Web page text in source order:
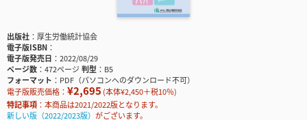
出版社
厚生労働統計協会
電子版ISBN
電子版発売日
2022/08/29
ページ数
472ページ判型
B5
フォーマット
PDF（パソコンへのダウンロード不可）
電子版販売価格： ¥2,695 (本体¥2,450＋税10％)
特記事項
本商品は2021/2022版となります。
新しい版（2022/2023版） がございます。